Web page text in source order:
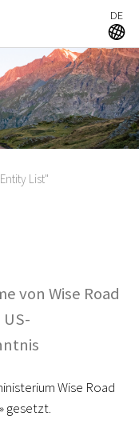
DE
A
List"
von Wise Road
Wise Road
gesetzt.